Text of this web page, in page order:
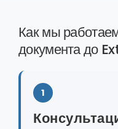
Как мы
документа до
1